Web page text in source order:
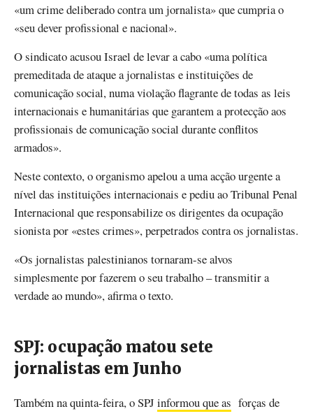
«um crime deliberado contra um jornalista» que cumpria o
«seu dever profissional e nacional».
O sindicato acusou Israel de levar a cabo «uma política
premeditada de ataque a jornalistas e instituições de
comunicação social, numa violação flagrante de todas as leis
internacionais e humanitárias que garantem a protecção aos
profissionais de comunicação social durante conflitos
armados».
Neste contexto, o organismo apelou a uma acção urgente a
nível das instituições internacionais e pediu ao Tribunal Penal
Internacional que responsabilize os dirigentes da ocupação
sionista por «estes crimes», perpetrados contra os jornalistas.
«Os jornalistas palestinianos tornaram-se alvos
simplesmente por fazerem o seu trabalho – transmitir a
verdade ao mundo», afirma o texto.
SPJ: ocupação matou sete
jornalistas em Junho
Também na quinta-feira, o SPJ informou que as forças de